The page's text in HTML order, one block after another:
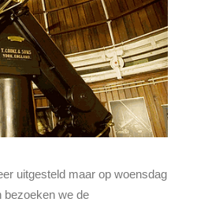
uitgesteld maar op woensdag
bezoeken we de